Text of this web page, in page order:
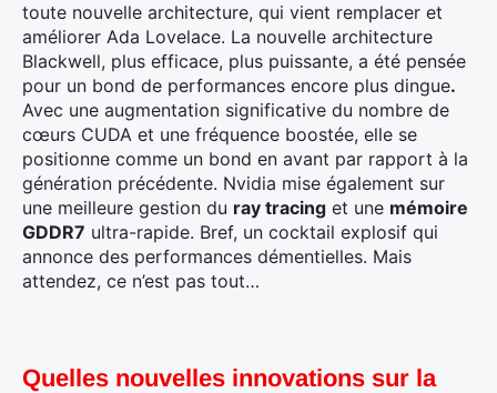
toute nouvelle architecture, qui vient remplacer et
améliorer Ada Lovelace. La nouvelle architecture
Blackwell, plus efficace, plus puissante, a été pensée
pour un bond de performances encore plus dingue.
Avec une augmentation significative du nombre de
cœurs CUDA et une fréquence boostée, elle se
positionne comme un bond en avant par rapport à la
génération précédente. Nvidia mise également sur
une meilleure gestion du ray tracing et une mémoire
GDDR7 ultra-rapide. Bref, un cocktail explosif qui
annonce des performances démentielles. Mais
attendez, ce n’est pas tout…
Quelles nouvelles innovations sur la